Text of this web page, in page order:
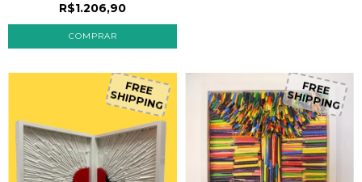
R$1.206,90
FREE
SHIPPING
FREE
SHIPPING